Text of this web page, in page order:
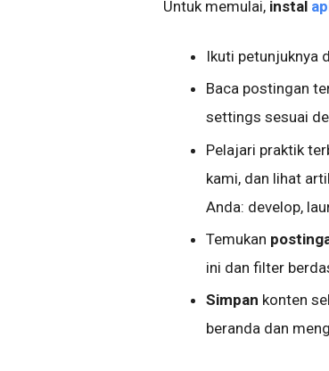
Untuk memulai, instal
Ikuti petunjuknya
Baca postingan
settings sesuai
Pelajari praktik
kami, dan lihat
Anda: develop,
Temukan
ini dan filter
Simpan konten
beranda dan